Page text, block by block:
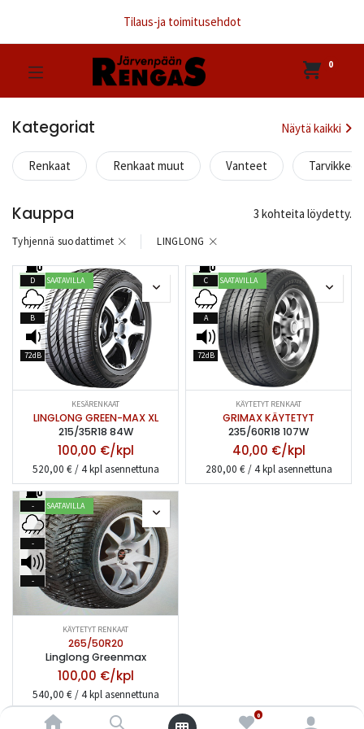
0
Tilaus-ja toimitusehdot
0
Kategoriat Näytä kaikki
Renkaat Renkaat muut Vanteet Tarvikkeet
Kauppa 3 kohteita löydetty.
Tyhjennä suodattimet LINGLONG
HETI SAATAVILLA
D
B
72dB
KESÄRENKAAT
LINGLONG GREEN-MAX XL
215/35R18 84W
100,00 €/kpl
520,00 € / 4 kpl asennettuna
HETI SAATAVILLA
C
A
72dB
KÄYTETYT RENKAAT
GRIMAX KÄYTETYT
235/60R18 107W
40,00 €/kpl
280,00 € / 4 kpl asennettuna
HETI SAATAVILLA
-
-
-
KÄYTETYT RENKAAT
265/50R20
Linglong Greenmax
100,00 €/kpl
540,00 € / 4 kpl asennettuna